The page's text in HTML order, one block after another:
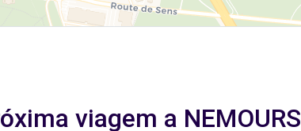
viagem a NEMOURS